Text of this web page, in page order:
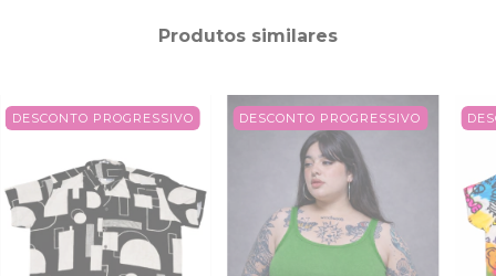
Produtos similares
DESCONTO PROGRESSIVO DESCONTO PROGRESSIVO